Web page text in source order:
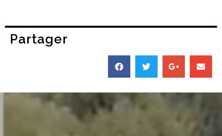
Partager